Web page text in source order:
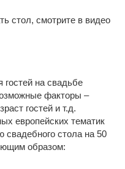
стол, смотрите в видео
на свадьбе
факторы –
гостей и т.д.
европейских тематик
свадебного стола на 50
образом: